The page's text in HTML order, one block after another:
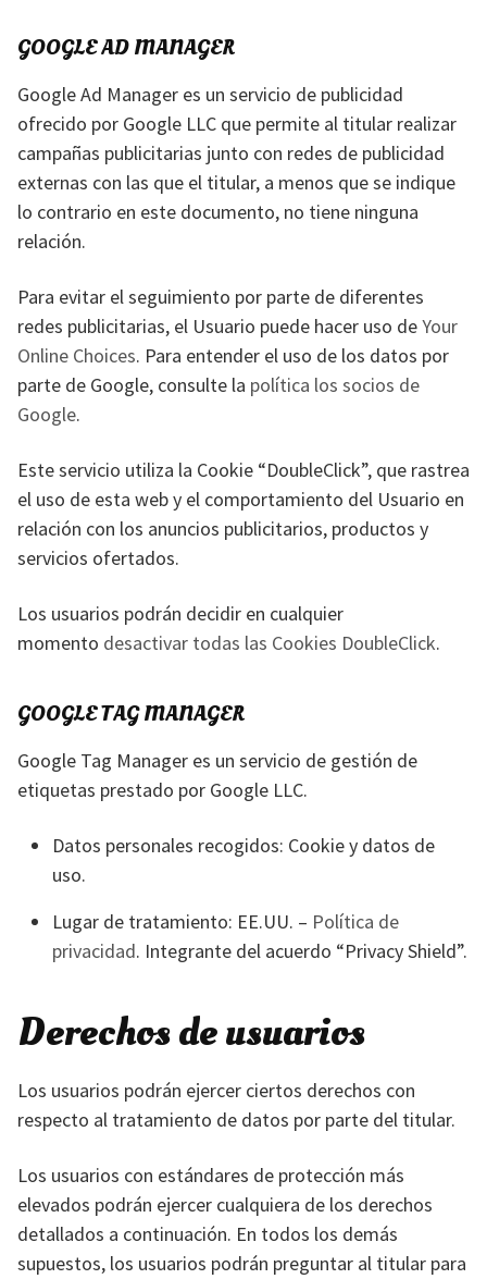
GOOGLE AD MANAGER
Google Ad Manager es un servicio de publicidad
ofrecido por Google LLC que permite al titular realizar
campañas publicitarias junto con redes de publicidad
externas con las que el titular, a menos que se indique
lo contrario en este documento, no tiene ninguna
relación.
Para evitar el seguimiento por parte de diferentes
redes publicitarias, el Usuario puede hacer uso deYour
Online Choices. Para entender el uso de los datos por
parte de Google, consulte la política los socios de
Google.
Este servicio utiliza la Cookie “DoubleClick”, que rastrea
el uso de esta web y el comportamiento del Usuario en
relación con los anuncios publicitarios, productos y
servicios ofertados.
Los usuarios podrán decidir en cualquier
momento desactivar todas las Cookies DoubleClick.
GOOGLE TAG MANAGER
Google Tag Manager es un servicio de gestión de
etiquetas prestado por Google LLC.
Datos personales recogidos: Cookie y datos de
uso.
Lugar de tratamiento: EE.UU. – Política de
privacidad. Integrante del acuerdo “Privacy Shield”.
Derechos de usuarios
Los usuarios podrán ejercer ciertos derechos con
respecto al tratamiento de datos por parte del titular.
Los usuarios con estándares de protección más
elevados podrán ejercer cualquiera de los derechos
detallados a continuación. En todos los demás
supuestos, los usuarios podrán preguntar al titular para